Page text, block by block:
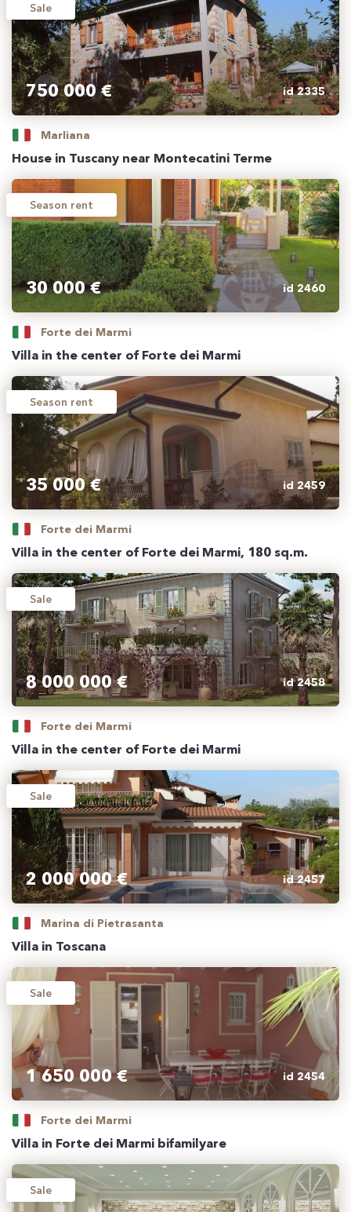
Sale
750 000 € id 2335
Marliana
House in Tuscany near Montecatini Terme
Season rent
30 000 € id 2460
Forte dei Marmi
Villa in the center of Forte dei Marmi
Season rent
35 000 € id 2459
Forte dei Marmi
Villa in the center of Forte dei Marmi, 180 sq.m.
Sale
8 000 000 € id 2458
Forte dei Marmi
Villa in the center of Forte dei Marmi
Sale
2 000 000 € id 2457
Marina di Pietrasanta
Villa in Toscana
Sale
1 650 000 € id 2454
Forte dei Marmi
Villa in Forte dei Marmi bifamilyare
Sale